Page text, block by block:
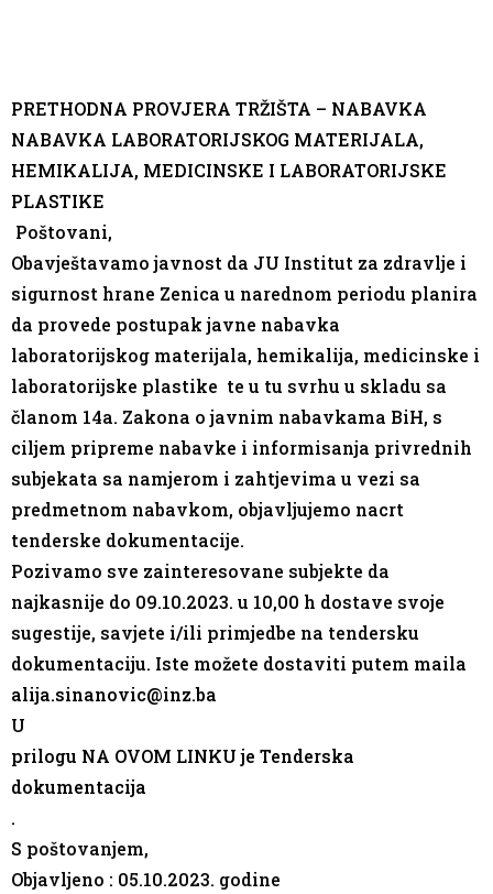
PRETHODNA PROVJERA TRŽIŠTA – NABAVKA
NABAVKA LABORATORIJSKOG MATERIJALA,
HEMIKALIJA, MEDICINSKE I LABORATORIJSKE
PLASTIKE
Poštovani,
Obavještavamo javnost da JU Institut za zdravlje i
sigurnost hrane Zenica u narednom periodu planira
da provede postupak javne nabavka
laboratorijskog materijala, hemikalija, medicinske i
laboratorijske plastike te u tu svrhu u skladu sa
članom 14a. Zakona o javnim nabavkama BiH, s
ciljem pripreme nabavke i informisanja privrednih
subjekata sa namjerom i zahtjevima u vezi sa
predmetnom nabavkom, objavljujemo nacrt
tenderske dokumentacije.
Pozivamo sve zainteresovane subjekte da
najkasnije do 09.10.2023. u 10,00 h dostave svoje
sugestije, savjete i/ili primjedbe na tendersku
dokumentaciju. Iste možete dostaviti putem maila
alija.sinanovic@inz.ba
U
prilogu NA OVOM LINKU je Tenderska
dokumentacija
.
S poštovanjem,
Objavljeno : 05.10.2023. godine